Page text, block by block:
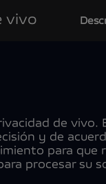
vivo
de vivo.
y de
para
procesar su